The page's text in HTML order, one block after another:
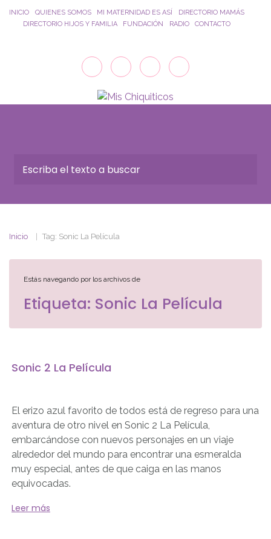
Saltar al contenido principal
INICIO QUIENES SOMOS MI MATERNIDAD ES ASÍ
DIRECTORIO MAMÁS
DIRECTORIO HIJOS Y FAMILIA
FUNDACIÓN RADIO CONTACTO
Inicio Tag: Sonic La Película
Estás navegando por los archivos de
Etiqueta: Sonic La Película
Sonic 2 La Película
El erizo azul favorito de todos está de regreso para una
aventura de otro nivel en Sonic 2 La Película,
embarcándose con nuevos personajes en un viaje
alrededor del mundo para encontrar una esmeralda
muy especial, antes de que caiga en las manos
equivocadas.
Leer más